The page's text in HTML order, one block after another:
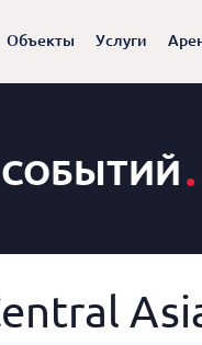
Объекты Услуги
.